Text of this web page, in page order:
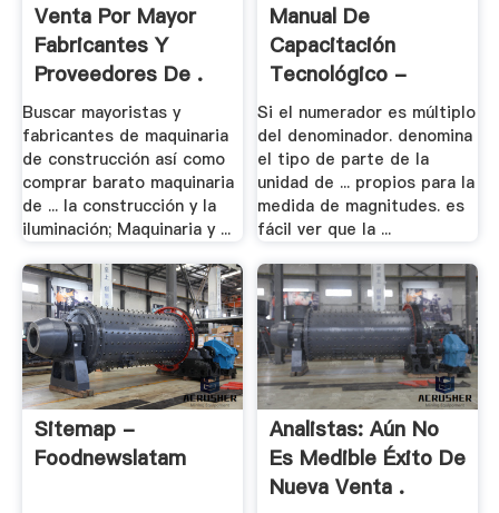
Venta Por Mayor
Fabricantes Y
Proveedores De .
Buscar mayoristas y
fabricantes de maquinaria
de construcción así como
comprar barato maquinaria
de ... la construcción y la
iluminación; Maquinaria y ...
Manual De
Capacitación
Tecnológico -
Id.scribd
Si el numerador es múltiplo
del denominador. denomina
el tipo de parte de la
unidad de ... propios para la
medida de magnitudes. es
fácil ver que la ...
Sitemap -
Foodnewslatam
Analistas: Aún No
Es Medible Éxito De
Nueva Venta .